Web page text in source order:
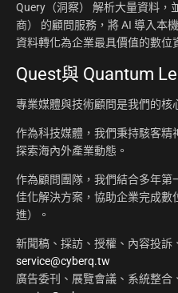
Query（洞察） 解析大量資料，
商） 的顧問服務，將 AI 導入本
資料轉化為企業最具價值的數位
Quest與 Quantum
專業媒體與技術顧問是我們的核
作為科技媒體，我們秉持駭客精
探索海內外產業動態。
作為顧問團隊，我們結合多年
佳化解決方案，協助企業完成數
進）。
新聞稿、採訪、授權、內容投訴
service@cyberq.tw
廣告委刊、展覽會議、系統整合